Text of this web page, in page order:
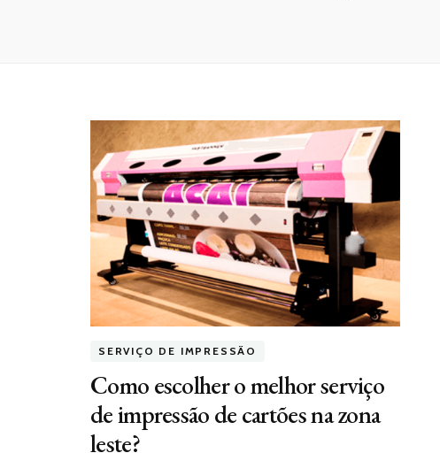
SERVIÇO DE IMPRESSÃO
Como escolher o melhor serviço
de impressão de cartões na zona
leste?